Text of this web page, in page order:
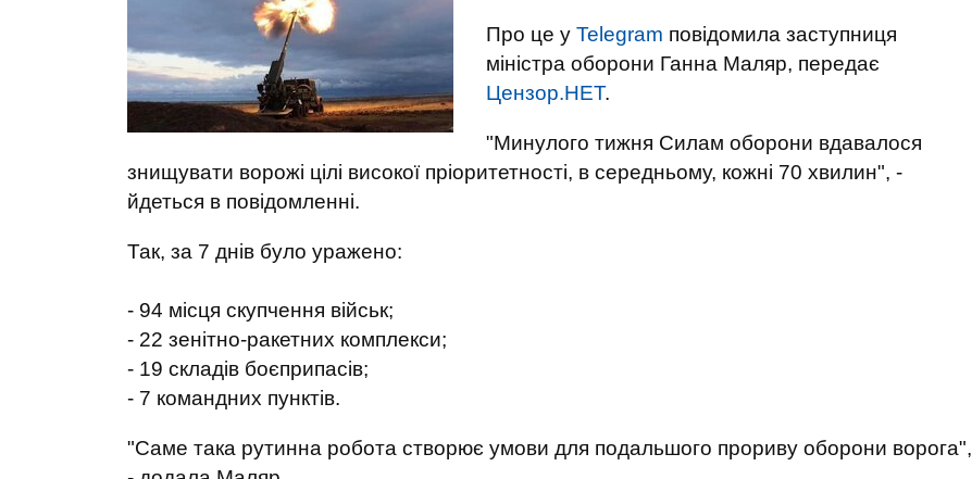
Про це у Telegram повідомила заступниця
міністра оборони Ганна Маляр, передає
Цензор.НЕТ.
"Минулого тижня Силам оборони вдавалося
знищувати ворожі цілі високої пріоритетності, в середньому, кожні 70 хвилин", -
йдеться в повідомленні.
Так, за 7 днів було уражено:
- 94 місця скупчення військ;
- 22 зенітно-ракетних комплекси;
- 19 складів боєприпасів;
- 7 командних пунктів.
"Саме така рутинна робота створює умови для подальшого прориву оборони ворога",